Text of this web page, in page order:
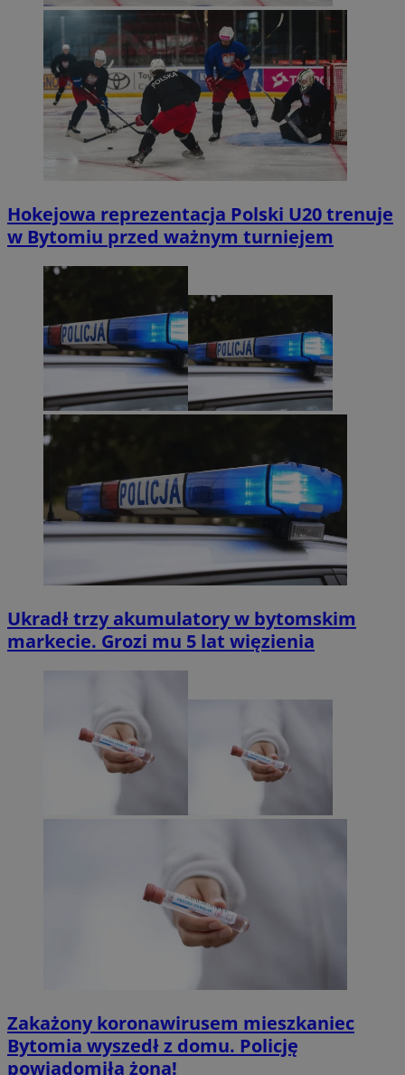
Hokejowa reprezentacja Polski U20 trenuje
w Bytomiu przed ważnym turniejem
Ukradł trzy akumulatory w bytomskim
markecie. Grozi mu 5 lat więzienia
Zakażony koronawirusem mieszkaniec
Bytomia wyszedł z domu. Policję
powiadomiła żona!